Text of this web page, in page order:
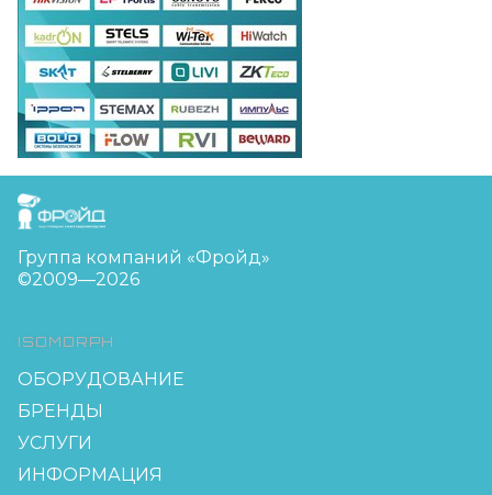
FreudGroup
Группа компаний «Фройд»
©2009—2026
ISOMORPH
ОБОРУДОВАНИЕ
БРЕНДЫ
УСЛУГИ
ИНФОРМАЦИЯ